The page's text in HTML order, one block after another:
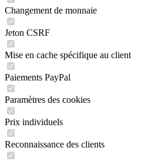
Changement de monnaie
Jeton CSRF
Mise en cache spécifique au client
Paiements PayPal
Paramètres des cookies
Prix individuels
Reconnaissance des clients